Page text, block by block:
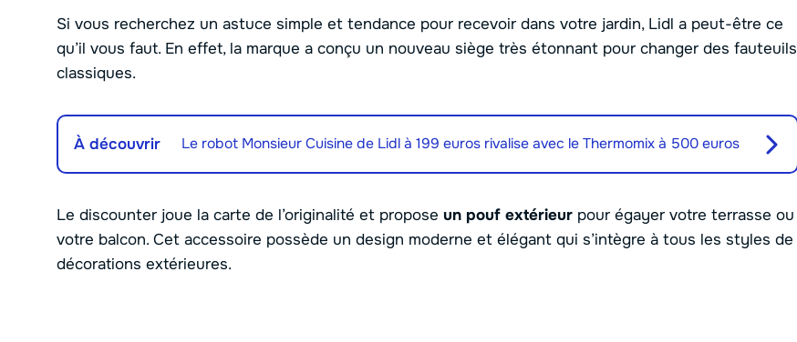
Si vous recherchez un astuce simple et tendance pour recevoir dans votre jardin, Lidl a peut-être ce
qu’il vous faut. En effet, la marque a conçu un nouveau siège très étonnant pour changer des fauteuils
classiques.
À découvrir Le robot Monsieur Cuisine de Lidl à 199 euros rivalise avec le Thermomix à 500 euros
Le discounter joue la carte de l’originalité et propose un pouf extérieur pour égayer votre terrasse ou
votre balcon. Cet accessoire possède un design moderne et élégant qui s’intègre à tous les styles de
décorations extérieures.